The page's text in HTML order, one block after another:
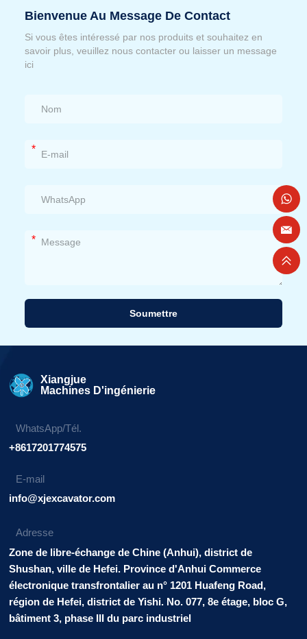
Bienvenue Au Message De Contact
Si vous êtes intéressé par nos produits et souhaitez en
savoir plus, veuillez nous contacter ou laisser un message
ici
*
*
Soumettre
Xiangjue
Machines D'ingénierie
WhatsApp/Tél.
+8617201774575
E-mail
info@xjexcavator.com
Adresse
Zone de libre-échange de Chine (Anhui), district de
Shushan, ville de Hefei. Province d'Anhui Commerce
électronique transfrontalier au n° 1201 Huafeng Road,
région de Hefei, district de Yishi. No. 077, 8e étage, bloc G,
bâtiment 3, phase III du parc industriel